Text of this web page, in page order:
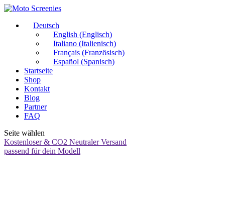
Deutsch
English (Englisch)
Italiano (Italienisch)
Français (Französisch)
Español (Spanisch)
Startseite
Shop
Kontakt
Blog
Partner
FAQ
Seite wählen
Kostenloser & CO2 Neutraler Versand
passend für dein Modell